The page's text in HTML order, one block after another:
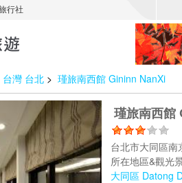
台灣 台北 > 瑾旅南西館 Gininn NanXi
瑾旅南西
台北市大同區
所在地區&觀光
大同區 Datong